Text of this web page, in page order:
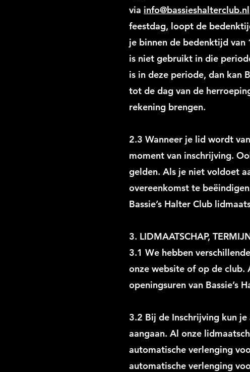
via info@bassieshalterclub.nl
feestdag, loopt de
je binnen de bedenktijd
is niet gebruikt in die
is in deze periode, dan kan
tot de dag van de
rekening brengen.
2.3 Wanneer je lid wordt
moment van inschrijving.
gelden. Als je niet voldoet
overeenkomst te
Bassie’s Halter Club
3. LIDMAATSCHAP,
3.1 We hebben
onze website of op de club.
openingsuren van Bassie’s
3.2 Bij de Inschrijving kun
aangaan. Al onze
automatische verlenging
automatische verlenging